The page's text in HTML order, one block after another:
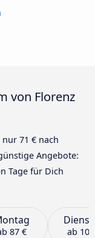
von Florenz
71 € nach
Angebote:
Tage für Dich
87 € ab